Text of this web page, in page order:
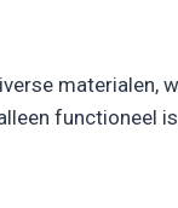
materialen,
functioneel